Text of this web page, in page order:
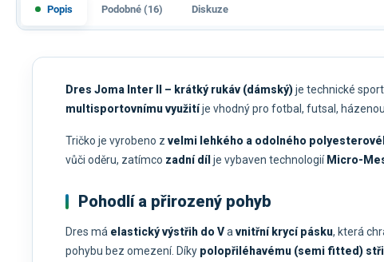
Popis Podobné (16) Diskuze
Dres Joma Inter II – krátký rukáv (dámský)je technické
multisportovnímu využitíje vhodný pro fotbal, futsal,
Tričko je vyrobeno z velmi lehkého a odolného
vůči oděru, zatímco zadní díl je vybaven technologií Micro-
Pohodlí a přirozený pohyb
Dres má elastický výstřih do Vavnitřní krycí pásku, která
pohybu bez omezení. Díky polopřiléhavému (semi fitted)